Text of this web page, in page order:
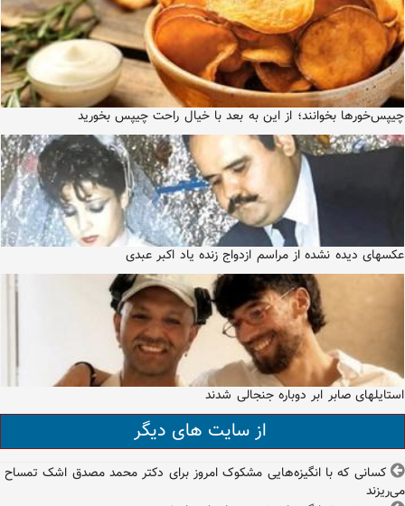
چیپس‌خورها بخوانند؛ از این به بعد با خیال راحت چیپس بخورید
عکسهای دیده نشده از مراسم ازدواج زنده یاد اکبر عبدی
استایلهای صابر ابر دوباره جنجالی شدند
از سایت های دیگر
کسانی که با انگیزه‌هایی مشکوک امروز برای دکتر محمد مصدق اشک تمساح
می‌ریزند